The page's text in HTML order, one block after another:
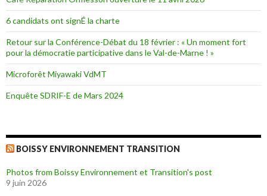
r
s
u
r
F
c
e
o
o
(
o
a
n
s
e
n
o
6 candidats ont signÉ la charte
Retour sur la Conférence-Débat du 18 février : « Un moment fort
pour la démocratie participative dans le Val-de-Marne ! »
Microforêt Miyawaki VdMT
Enquête SDRIF-E de Mars 2024
BOISSY ENVIRONNEMENT TRANSITION
Photos from Boissy Environnement et Transition's post
9 juin 2026